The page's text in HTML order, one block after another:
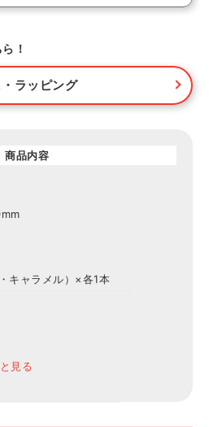
！
ラッピング
商品内容
キャラメル）×各1本